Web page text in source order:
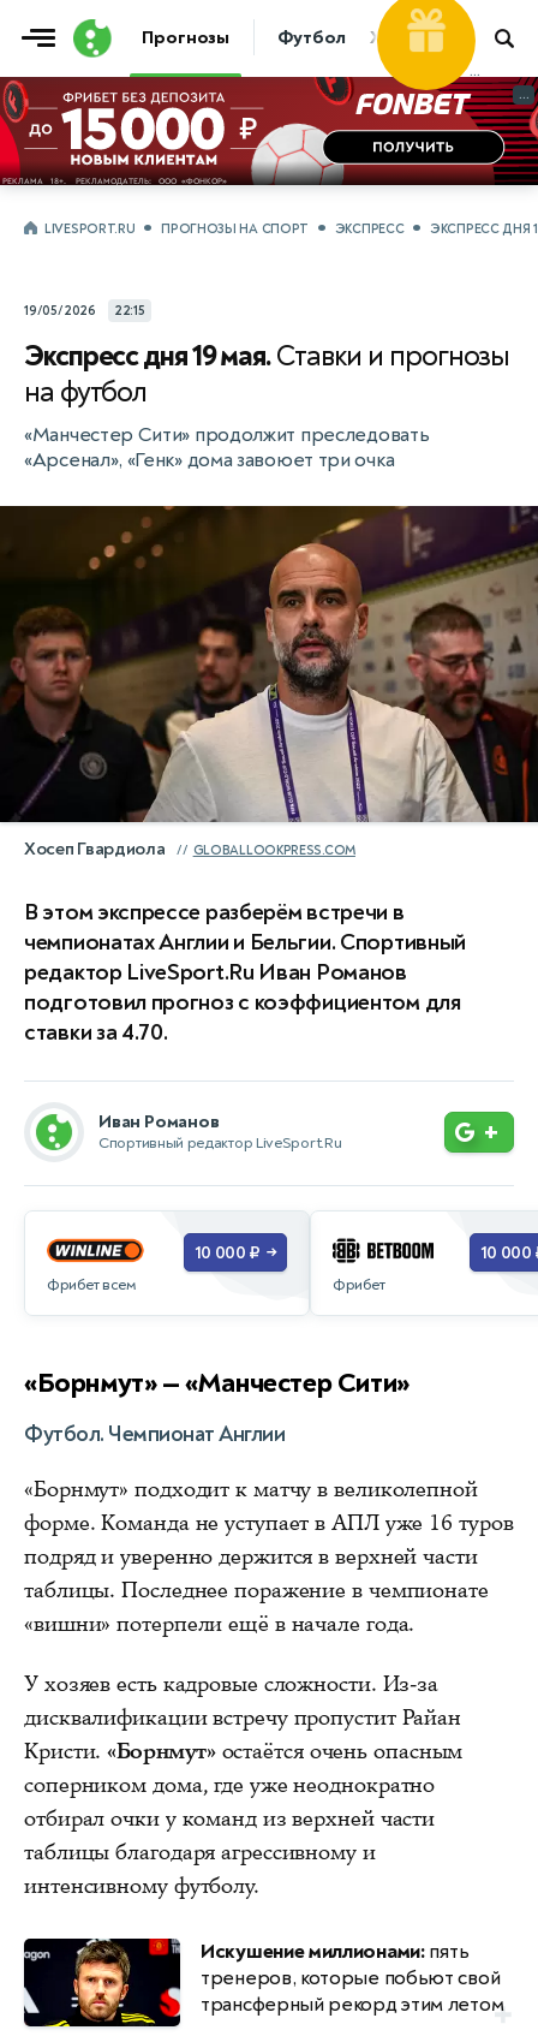
Прогнозы Футбол Хоккей Теннис
Фрибет
30 000 ₽
...
...
LIVESPORT.RU ПРОГНОЗЫ НА СПОРТ ЭКСПРЕСС ЭКСПРЕСС ДНЯ
19/05/2026 22:15
Экспресс дня 19 мая.Ставки и прогнозы
на футбол
«Манчестер Сити» продолжит преследовать
«Арсенал», «Генк» дома завоюет три очка
Хосеп Гвардиола GLOBALLOOKPRESS.COM
В этом экспрессе разберём встречи в
чемпионатах Англии и Бельгии. Спортивный
редактор LiveSport.Ru Иван Романов
подготовил прогноз с коэффициентом для
ставки за 4.70.
Иван Романов
Спортивный редактор LiveSport.Ru +
Фрибет всем
10 000 ₽ →
Фрибет
10 000
«Борнмут» — «Манчестер Сити»
Футбол. Чемпионат Англии
«Борнмут» подходит к матчу в великолепной
форме. Команда не уступает в АПЛ уже 16 туров
подряд и уверенно держится в верхней части
таблицы. Последнее поражение в чемпионате
«вишни» потерпели ещё в начале года.
У хозяев есть кадровые сложности. Из-за
дисквалификации встречу пропустит Райан
Кристи.«Борнмут»остаётся очень опасным
соперником дома, где уже неоднократно
отбирал очки у команд из верхней части
таблицы благодаря агрессивному и
интенсивному футболу.
Искушение миллионами:пять
тренеров, которые побьют свой
трансферный рекорд этим летом